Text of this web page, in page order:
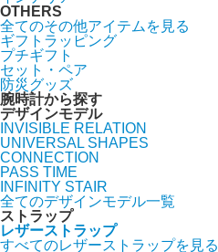
OTHERS
全てのその他アイテムを見る
ギフトラッピング
プチギフト
セット・ペア
防災グッズ
腕時計から探す
デザインモデル
INVISIBLE RELATION
UNIVERSAL SHAPES
CONNECTION
PASS TIME
INFINITY STAIR
全てのデザインモデル一覧
ストラップ
レザーストラップ
すべてのレザーストラップを見る